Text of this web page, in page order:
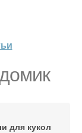
для кукол